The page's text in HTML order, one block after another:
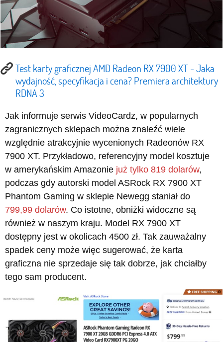
Test karty graficznej AMD Radeon RX 7900 XT - Jaka
wydajność, specyfikacja i cena? Premiera architektury
RDNA 3
Jak informuje serwis VideoCardz, w popularnych
zagranicznych sklepach można znaleźć wiele
względnie atrakcyjnie wycenionych Radeonów RX
7900 XT. Przykładowo, referencyjny model kosztuje
w amerykańskim Amazonie już tylko 819 dolarów,
podczas gdy autorski model ASRock RX 7900 XT
Phantom Gaming w sklepie Newegg staniał do
799,99 dolarów. Co istotne, obniżki widoczne są
również w naszym kraju. Model RX 7900 XT
dostępny jest w okolicach 4500 zł. Tak zauważalny
spadek ceny może więc sugerować, że karta
graficzna nie sprzedaje się tak dobrze, jak chciałby
tego sam producent.